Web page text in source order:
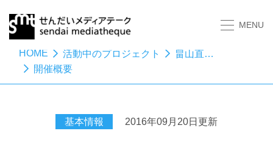
MENU
HOME 活動中のプロジェクト
畠山直哉 写真展 まっぷたつの風景
開催概要
基本情報 2016年09月20日更新